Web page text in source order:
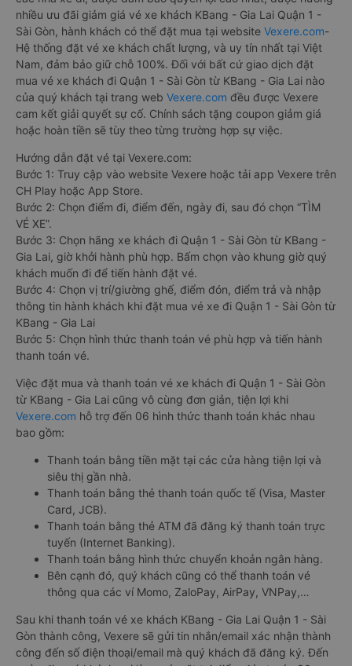
nhiều ưu đãi giảm giá vé xe khách KBang - Gia Lai Quận 1 -
Sài Gòn, hành khách có thể đặt mua tại website Vexere.com-
Hệ thống đặt vé xe khách chất lượng, và uy tín nhất tại Việt
Nam, đảm bảo giữ chỗ 100%. Đối với bất cứ giao dịch đặt
mua vé xe khách đi Quận 1 - Sài Gòn từ KBang - Gia Lai nào
của quý khách tại trang web Vexere.com đều được Vexere
cam kết giải quyết sự cố. Chính sách tặng coupon giảm giá
hoặc hoàn tiền sẽ tùy theo từng trường hợp sự việc.
Hướng dẫn đặt vé tại Vexere.com:
Bước 1: Truy cập vào website Vexere hoặc tải app Vexere trên
CH Play hoặc App Store.
Bước 2: Chọn điểm đi, điểm đến, ngày đi, sau đó chọn “TÌM
VÉ XE”.
Bước 3: Chọn hãng xe khách đi Quận 1 - Sài Gòn từ KBang -
Gia Lai, giờ khởi hành phù hợp. Bấm chọn vào khung giờ quý
khách muốn đi để tiến hành đặt vé.
Bước 4: Chọn vị trí/giường ghế, điểm đón, điểm trả và nhập
thông tin hành khách khi đặt mua vé xe đi Quận 1 - Sài Gòn từ
KBang - Gia Lai
Bước 5: Chọn hình thức thanh toán vé phù hợp và tiến hành
thanh toán vé.
Việc đặt mua và thanh toán vé xe khách đi Quận 1 - Sài Gòn
từ KBang - Gia Lai cũng vô cùng đơn giản, tiện lợi khi
Vexere.com hỗ trợ đến 06 hình thức thanh toán khác nhau
bao gồm:
Thanh toán bằng tiền mặt tại các cửa hàng tiện lợi và
siêu thị gần nhà.
Thanh toán bằng thẻ thanh toán quốc tế (Visa, Master
Card, JCB).
Thanh toán bằng thẻ ATM đã đăng ký thanh toán trực
tuyến (Internet Banking).
Thanh toán bằng hình thức chuyển khoản ngân hàng.
Bên cạnh đó, quý khách cũng có thể thanh toán vé
thông qua các ví Momo, ZaloPay, AirPay, VNPay,…
Sau khi thanh toán vé xe khách KBang - Gia Lai Quận 1 - Sài
Gòn thành công, Vexere sẽ gửi tin nhắn/email xác nhận thành
công đến số điện thoại/email mà quý khách đã đăng ký. Đến